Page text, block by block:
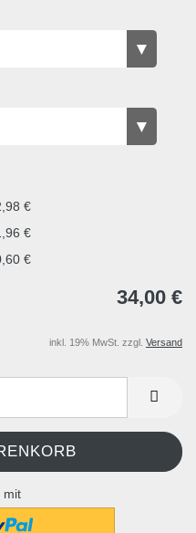
€
€
€
34,00 €
inkl. 19% MwSt. zzgl. Versand
mit